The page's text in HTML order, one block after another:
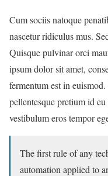
Cum sociis natoque
nascetur ridiculus mus.
Quisque pulvinar orci
ipsum dolor sit amet,
fermentum est in
pellentesque pretium id
vestibulum eros tempor
The first rule of any
automation applied to